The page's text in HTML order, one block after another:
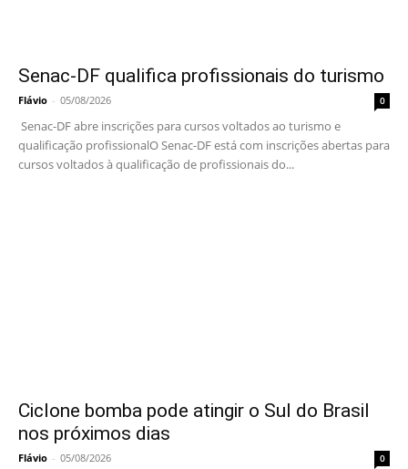
Senac-DF qualifica profissionais do turismo
Flávio - 05/08/2026 0
Senac-DF abre inscrições para cursos voltados ao turismo e
qualificação profissionalO Senac-DF está com inscrições abertas para
cursos voltados à qualificação de profissionais do...
Ciclone bomba pode atingir o Sul do Brasil
nos próximos dias
Flávio - 05/08/2026 0